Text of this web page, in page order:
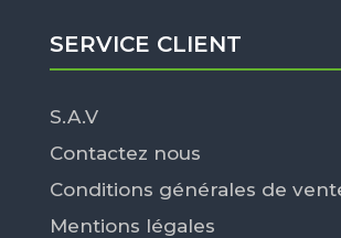
SERVICE CLIENT
S.A.V
Contactez nous
Conditions générales de
Mentions légales